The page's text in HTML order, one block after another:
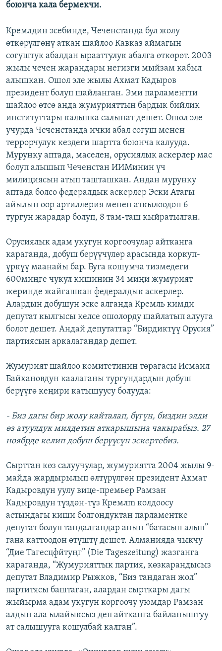
боюнча кала бермекчи.
Кремлдин эсебинде, Чеченстанда бул жолу
өткөрүлгөнү аткан шайлоо Кавказ аймагын
согуштук абалдан ырааттулук абалга өткөрөт. 2003
жылы чечен жарандары негизги мыйзам кабыл
алышкан. Ошол эле жылы Ахмат Кадыров
президент болуп шайланган. Эми парламентти
шайлоо өтсө анда жумурияттын бардык бийлик
институттары калыпка салынат дешет. Ошол эле
учурда Чеченстанда ички абал согуш менен
террорчулук кездеги шартта боюнча калууда.
Мурунку аптада, маселен, орусиялык аскерлер мас
болуп алышып Чеченстан ИИМинин үч
милициясын атып ташташкан. Андан мурунку
аптада болсо федералдык аскерлер Эски Атагы
айылын оор артиллерия менен аткылоодон 6
тургун жарадар болуп, 8 там-таш кыйратылган.
Орусиялык адам укугун коргоочулар айтканга
караганда, добуш берүүчүлөр арасында коркуп-
үркүү маанайы бар. Буга кошумча тизмедеги
600миңге чукул кишинин 34 миңи жумурият
жеринде жайгашкан федералдык аскерлер.
Алардын добушун эске алганда Кремль кимди
депутат кылгысы келсе ошолорду шайлатып алууга
болот дешет. Андай депутаттар “Бирдиктүү Орусия”
партиясын аркалагандар дешет.
Жумурият шайлоо комитетинин төрагасы Исмаил
Байхановдун каалаганы тургундардын добуш
берүүгө кеңири катышуусу болууда:
- Биз дагы бир жолу кайталап, бүгүн, биздин элди
өз атуулдук милдетин аткарышына чакырабыз. 27
ноябрде келип добуш берүүсүн эскертебиз.
Сырттан көз салуучулар, жумуриятта 2004 жылы 9-
майда жардырылып өлтүрүлгөн президент Ахмат
Кадыровдун уулу вице-премьер Рамзан
Кадыровдун түздөн-түз Кремлm колдоосу
астындагы киши болгондуктан парламентке
депутат болуп тандалгандар анын “батасын алып”
гана каттоодон өтүштү дешет. Алманияда чыкчу
“Дие Тагесцфйтуңг” (Die Tageszeitung) жазганга
караганда, “Жумурияттык партия, көзкарандысыз
депутат Владимир Рыжков, “Биз тандаган жол”
партитясы баштаган, алардан сырткары дагы
жыйырма адам укугун коргоочу уюмдар Рамзан
алдын ала ылайыксыз деп айтканга байланыштуу
ат салышууга кошулбай калган”.